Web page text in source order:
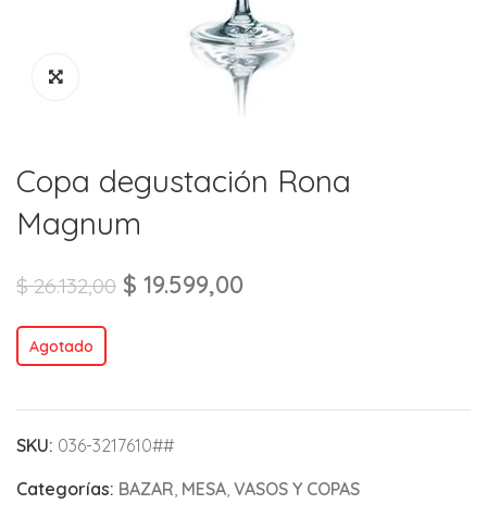
Copa degustación Rona
Magnum
$26.132,00 $ 19.599,00
Agotado
SKU: 036-3217610##
Categorías: BAZAR, MESA, VASOS Y COPAS